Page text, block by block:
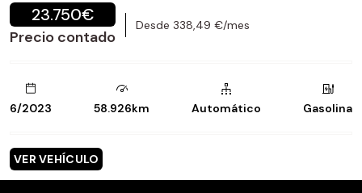
23.750€
Precio contado
Desde 338,49 €/mes
6/2023 58.926km Automático Gasolina
VER VEHÍCULO